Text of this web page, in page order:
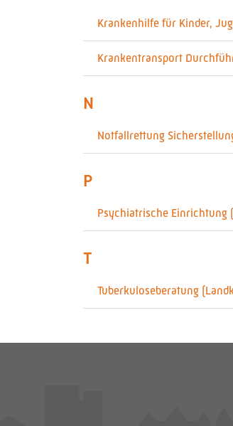
Krankenhilfe für Kinder,
Krankentransport
N
Notfallrettung
P
Psychiatrische Einrichtung
T
Tuberkuloseberatung